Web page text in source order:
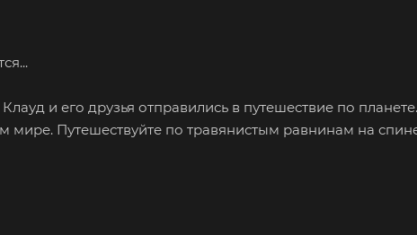
и его друзья отправились в путешествие по
Путешествуйте по травянистым равнинам на